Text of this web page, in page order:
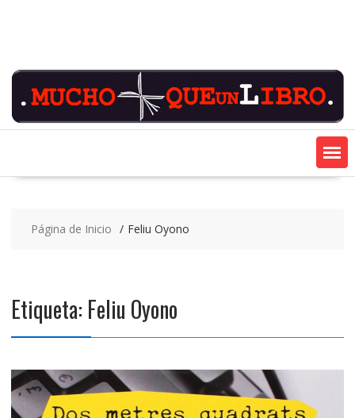
Página de Inicio Feliu Oyono
Etiqueta: Feliu Oyono